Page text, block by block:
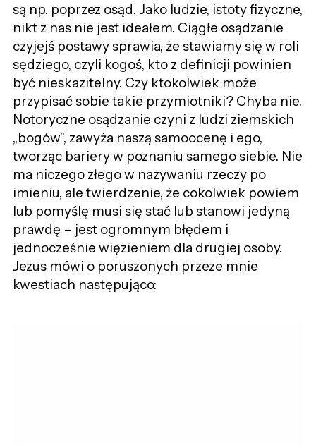
są np. poprzez osąd. Jako ludzie, istoty fizyczne,
nikt z nas nie jest ideałem. Ciągłe osądzanie
czyjejś postawy sprawia, że stawiamy się w roli
sędziego, czyli kogoś, kto z definicji powinien
być nieskazitelny. Czy ktokolwiek może
przypisać sobie takie przymiotniki? Chyba nie.
Notoryczne osądzanie czyni z ludzi ziemskich
„bogów”, zawyża naszą samoocenę i ego,
tworząc bariery w poznaniu samego siebie. Nie
ma niczego złego w nazywaniu rzeczy po
imieniu, ale twierdzenie, że cokolwiek powiem
lub pomyślę musi się stać lub stanowi jedyną
prawdę – jest ogromnym błędem i
jednocześnie więzieniem dla drugiej osoby.
Jezus mówi o poruszonych przeze mnie
kwestiach następująco: